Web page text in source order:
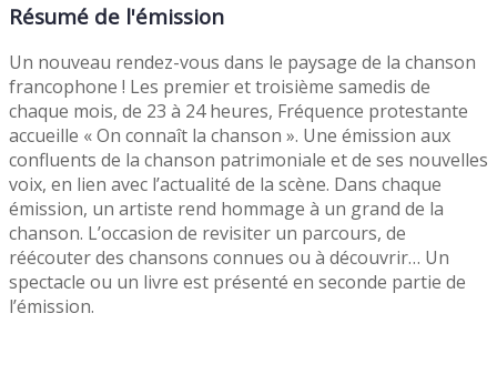
Résumé de l'émission
Un nouveau rendez-vous dans le paysage de la chanson
francophone ! Les premier et troisième samedis de
chaque mois, de 23 à 24 heures, Fréquence protestante
accueille « On connaît la chanson ». Une émission aux
confluents de la chanson patrimoniale et de ses nouvelles
voix, en lien avec l’actualité de la scène. Dans chaque
émission, un artiste rend hommage à un grand de la
chanson. L’occasion de revisiter un parcours, de
réécouter des chansons connues ou à découvrir… Un
spectacle ou un livre est présenté en seconde partie de
l’émission.